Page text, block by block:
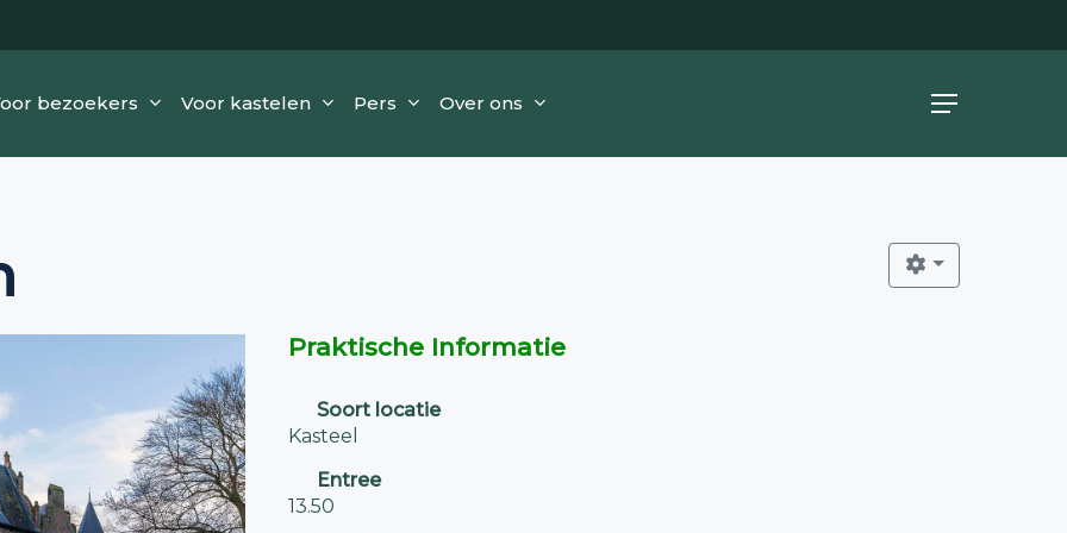
bezoekers Voor kastelen Pers Over ons Menu
Praktische Informatie
Soort locatie
Kasteel
Entree
13.50